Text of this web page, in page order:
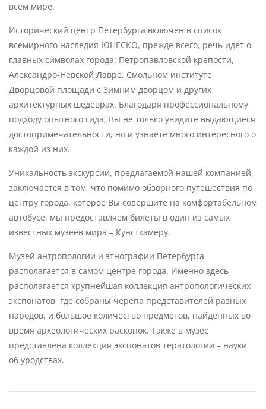
всем мире.
Исторический центр Петербурга включен в список
всемирного наследия ЮНЕСКО, прежде всего, речь идет о
главных символах города: Петропавловской крепости,
Александро-Невской Лавре, Смольном институте,
Дворцовой площади с Зимним дворцом и других
архитектурных шедеврах. Благодаря профессиональному
подходу опытного гида, Вы не только увидите выдающиеся
достопримечательности, но и узнаете много интересного о
каждой из них.
Уникальность экскурсии, предлагаемой нашей компанией,
заключается в том, что помимо обзорного путешествия по
центру города, которое Вы совершите на комфортабельном
автобусе, мы предоставляем билеты в один из самых
известных музеев мира – Кунсткамеру.
Музей антропологии и этнографии Петербурга
располагается в самом центре города. Именно здесь
располагается крупнейшая коллекция антропологических
экспонатов, где собраны черепа представителей разных
народов, и большое количество предметов, найденных во
время археологических раскопок. Также в музее
представлена коллекция экспонатов тератологии – науки
об уродствах.